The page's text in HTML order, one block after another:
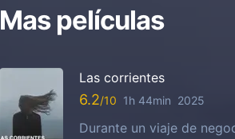
Mas películas
Las corrientes
6.2 1h 44min 2025
Durante un viaje de